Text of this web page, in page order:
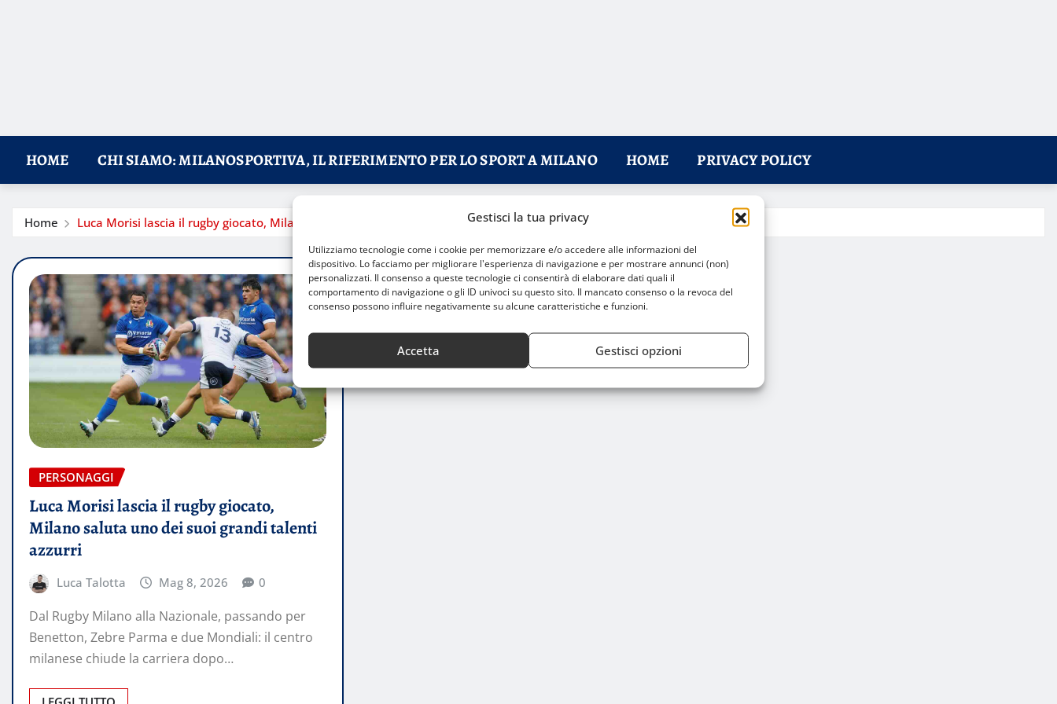
Gestisci la tua privacy
Utilizziamo tecnologie come i cookie per memorizzare e/o accedere alle informazioni del
dispositivo. Lo facciamo per migliorare l'esperienza di navigazione e per mostrare annunci (non)
personalizzati. Il consenso a queste tecnologie ci consentirà di elaborare dati quali il
comportamento di navigazione o gli ID univoci su questo sito. Il mancato consenso o la revoca del
consenso possono influire negativamente su alcune caratteristiche e funzioni.
Accetta Gestisci opzioni
HOME CHI SIAMO: MILANOSPORTIVA, IL RIFERIMENTO PER LO SPORT A MILANO HOME PRIVACY POLICY
Home Luca Morisi lascia il rugby giocato, Milano saluta uno dei suoi grandi talenti azzurri
PERSONAGGI
Luca Morisi lascia il rugby giocato,
Milano saluta uno dei suoi grandi talenti
azzurri
Luca Talotta Mag 8, 2026 0
Dal Rugby Milano alla Nazionale, passando per
Benetton, Zebre Parma e due Mondiali: il centro
milanese chiude la carriera dopo…